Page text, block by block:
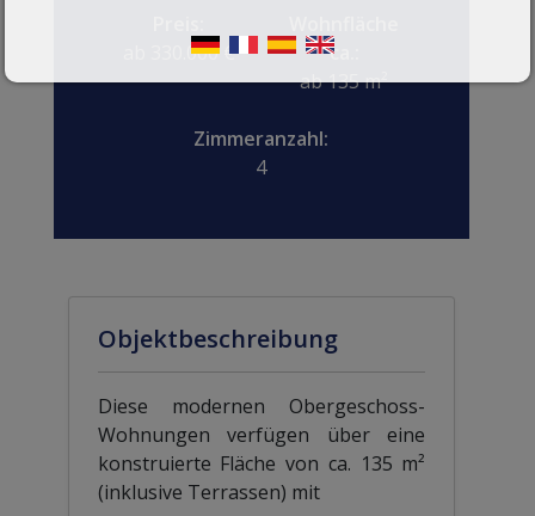
ab 330.000 €
ca.:
ab 135 m²
Zimmeranzahl:
4
Objektbeschreibung
Diese modernen Obergeschoss-
Wohnungen verfügen über eine
konstruierte Fläche von ca. 135 m²
(inklusive Terrassen) mit